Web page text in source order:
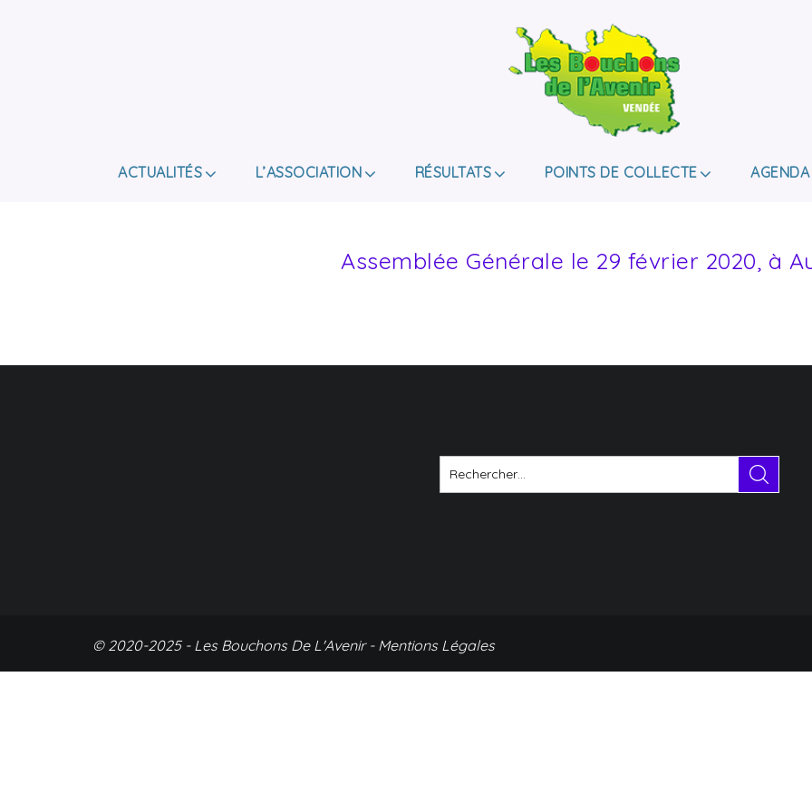
LES BOUCHONS
DE HANDICAP.
ACTUALITÉS L’ASSOCIATION RÉSULTATS POINTS DE COLLECTE AGENDA
Assemblée Générale le 29 février 2020, à
© 2020-2025 - Les Bouchons De L'Avenir - Mentions Légales